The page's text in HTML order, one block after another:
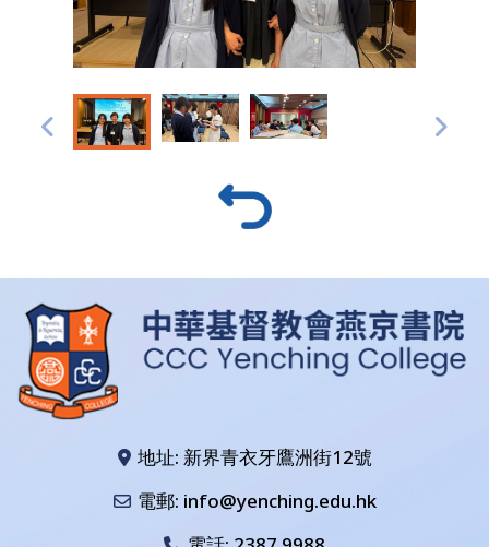
地址: 新界青衣牙鷹洲街12號
電郵: info@yenching.edu.hk